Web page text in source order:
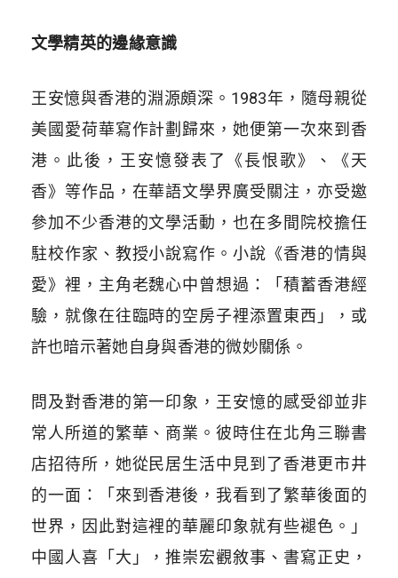
文學精英的邊緣意識
王安憶與香港的淵源頗深。1983年，隨母親從
美國愛荷華寫作計劃歸來，她便第一次來到香
港。此後，王安憶發表了《長恨歌》、《天
香》等作品，在華語文學界廣受關注，亦受邀
參加不少香港的文學活動，也在多間院校擔任
駐校作家、教授小說寫作。小說《香港的情與
愛》裡，主角老魏心中曾想過：「積蓄香港經
驗，就像在往臨時的空房子裡添置東西」，或
許也暗示著她自身與香港的微妙關係。
問及對香港的第一印象，王安憶的感受卻並非
常人所道的繁華、商業。彼時住在北角三聯書
店招待所，她從民居生活中見到了香港更市井
的一面：「來到香港後，我看到了繁華後面的
世界，因此對這裡的華麗印象就有些褪色。」
中國人喜「大」，推崇宏觀敘事、書寫正史，